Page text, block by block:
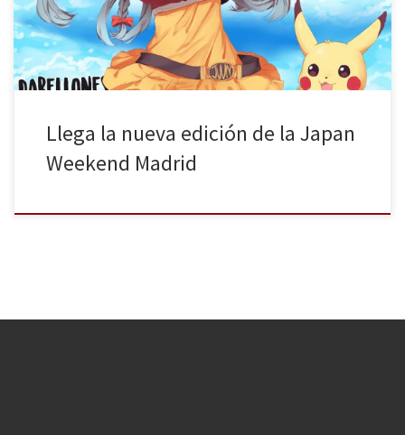
aumentando esta edición a dos los pabellones […]
Llega la nueva edición de la Japan
Weekend Madrid